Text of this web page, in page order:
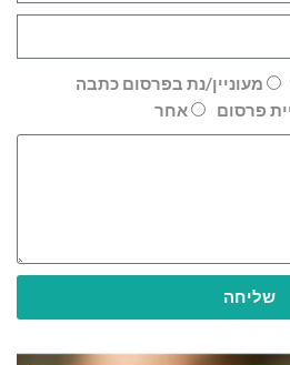
מעוניין/נת בפרסום כתבה
פרסום
אחר
שליחה